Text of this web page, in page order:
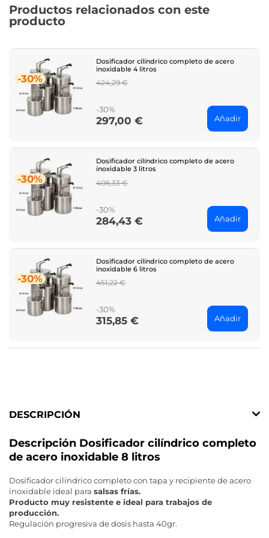
Productos relacionados con este
producto
-30%
Dosificador cilíndrico completo de acero
inoxidable 4 litros
Regular
424,29 €
-30%
Price
297,00 € Añadir
-30%
Dosificador cilíndrico completo de acero
inoxidable 3 litros
Regular
406,33 €
-30%
Price
284,43 € Añadir
-30%
Dosificador cilíndrico completo de acero
inoxidable 6 litros
Regular
451,22 €
-30%
Price
315,85 € Añadir
DESCRIPCIÓN
Descripción Dosificador cilíndrico completo
de acero inoxidable 8 litros
Dosificador cilíndrico completo con tapa y recipiente de acero
inoxidable ideal para salsas frías.
Producto muy resistente e ideal para trabajos de
producción.
Regulación progresiva de dosis hasta 40gr.